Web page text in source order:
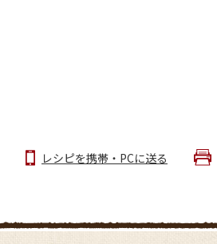
レシピを携帯・PCに送る